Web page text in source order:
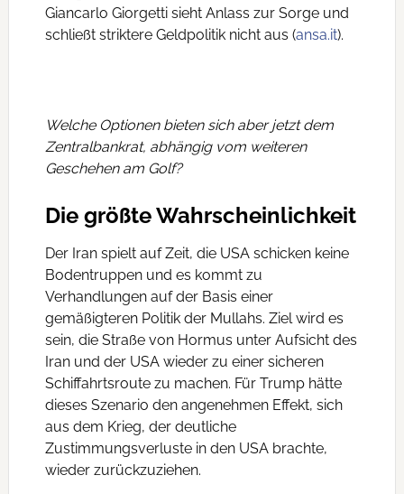
Giancarlo Giorgetti sieht Anlass zur Sorge und
schließt striktere Geldpolitik nicht aus (ansa.it).
Welche Optionen bieten sich aber jetzt dem
Zentralbankrat, abhängig vom weiteren
Geschehen am Golf?
Die größte Wahrscheinlichkeit
Der Iran spielt auf Zeit, die USA schicken keine
Bodentruppen und es kommt zu
Verhandlungen auf der Basis einer
gemäßigteren Politik der Mullahs. Ziel wird es
sein, die Straße von Hormus unter Aufsicht des
Iran und der USA wieder zu einer sicheren
Schiffahrtsroute zu machen. Für Trump hätte
dieses Szenario den angenehmen Effekt, sich
aus dem Krieg, der deutliche
Zustimmungsverluste in den USA brachte,
wieder zurückzuziehen.